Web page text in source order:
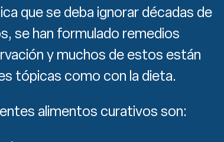
que se deba ignorar décadas de
se han formulado remedios
y muchos de estos están
tópicas como con la dieta.
alimentos curativos son: